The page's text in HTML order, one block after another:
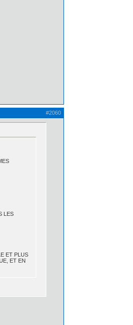
#2060
LES
ET PLUS
ET EN